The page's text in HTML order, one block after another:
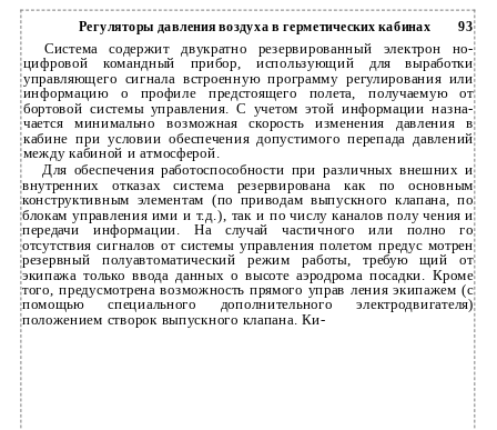
Регуляторы давления воздуха в герметических кабинах
93
Система содержит двукратно резервированный электрон­ но-
цифровой командный прибор, использующий для выработки
управляющего сигнала встроенную программу регулирования или
информацию о профиле предстоящего полета, получаемую от
бортовой системы управления. С учетом этой информации назна­
чается минимально возможная скорость изменения давления в
кабине при условии обеспечения допустимого перепада давлений
между кабиной и атмосферой.
Для обеспечения работоспособности при различных внешних и
внутренних отказах система резервирована как по основным
конструктивным элементам (по приводам выпускного клапана, по
блокам управления ими и т.д.), так и по числу каналов полу­ чения и
передачи информации. На случай частичного или полно­ го
отсутствия сигналов от системы управления полетом предус­ мотрен
резервный полуавтоматический режим работы, требую­ щий от
экипажа только ввода данных о высоте аэродрома посадки. Кроме
того, предусмотрена возможность прямого управ­ ления экипажем (с
помощью специального дополнительного электродвигателя)
положением створок выпускного клапана. Ки-